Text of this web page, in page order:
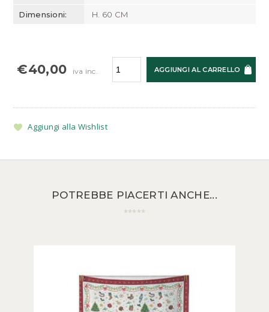
Dimensioni: H. 60 CM
€40,00 iva inc. AGGIUNGI AL CARRELLO
Aggiungi alla Wishlist
POTREBBE PIACERTI ANCHE...